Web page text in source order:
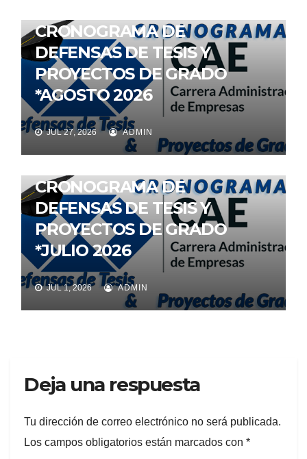
CRONOGRAMA DE
DEFENSAS DE TESIS Y
PROYECTOS DE GRADO
*AGOSTO 2026
JUL 27, 2026 ADMIN
CRONOGRAMA DE
DEFENSAS DE TESIS Y
PROYECTOS DE GRADO
*JULIO 2026
JUL 1, 2026 ADMIN
Deja una respuesta
Tu dirección de correo electrónico no será publicada.
Los campos obligatorios están marcados con *